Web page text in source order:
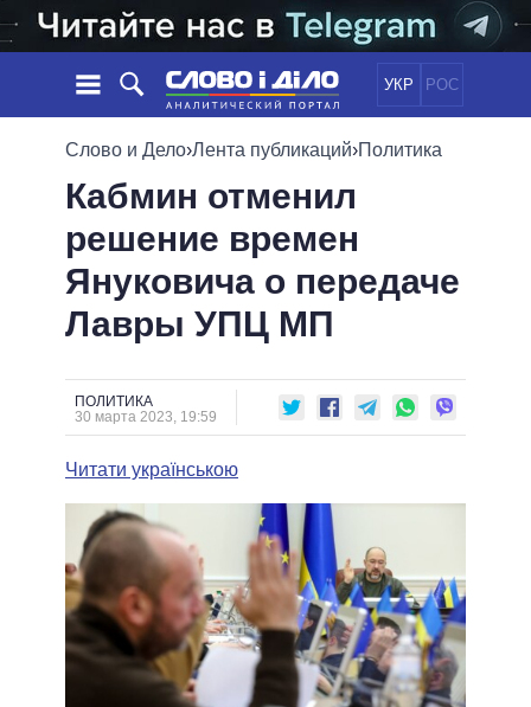
УКР РОС
НОВОСТИ
ЛЕНТА
СОБЫТИЯ
СТАТЬИ
МНЕНИЯ
ОБЗОРЫ
ДАЙДЖЕСТЫ
ПОЛИТИКА
ЭКОНОМИКА
ОБЩЕСТВО
ОБЕЩАНИЯ
ПОЛИТИКИ
ВСЕ ПОЛИТИКИ
ПРЕЗИДЕНТ И ОФИС
ВЕРХОВНАЯ РАДА
КАБИНЕТ МИНИСТРОВ
МЭРЫ
ВСЕ ПЕРСОНЫ
ИНФОГРАФИКА
ПОДДЕРЖАТЬ
СРАВНЕНИЕ ПОЛИТИКОВ
Слово и Дело›Лента публикаций›Политика
Кабмин отменил
решение времен
Януковича о передаче
Лавры УПЦ МП
ПОЛИТИКА
30 марта 2023, 19:59
Читати українською